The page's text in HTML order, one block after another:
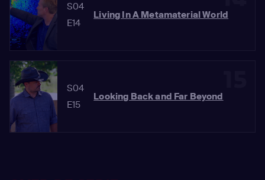
S04
E14
Living In A Metamaterial World
S04
E15
Looking Back and Far Beyond